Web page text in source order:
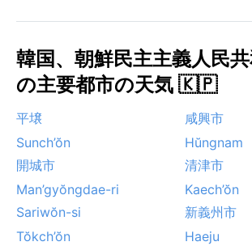
韓国、朝鮮民主主義人民
の主要都市の天気 🇰🇵
平壌
咸興市
Sunch’ŏn
Hŭngnam
開城市
清津市
Man’gyŏngdae-ri
Kaech’ŏn
Sariwŏn-si
新義州市
Tŏkch’ŏn
Haeju